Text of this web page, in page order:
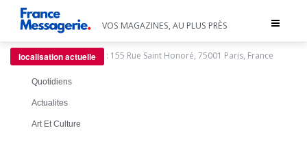
Toggle
VOS MAGAZINES, AU PLUS PRÈS
localisation actuelle : 155 Rue Saint Honoré, 75001 Paris, France
Quotidiens
Actualites
Art Et Culture